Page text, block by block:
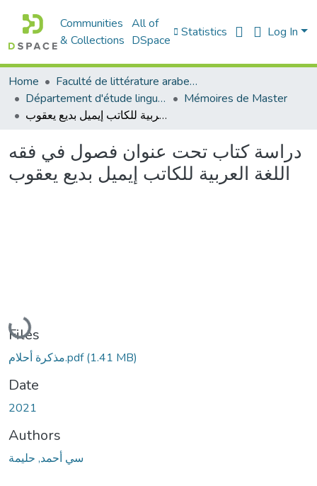
Communities
& Collections
All of
DSpace
Statistics Log In
Home
Faculté de littérature arabe et des arts
Département d'étude linguistique
Mémoires de Master
دراسة كتاب تحت عنوان فصول في فقه اللغة العربية للكاتب إيميل بديع يعقوب
دراسة كتاب تحت عنوان فصول في فقه
اللغة العربية للكاتب إيميل بديع يعقوب
Loading...
Files
مذكرة أحلام.pdf(1.41 MB)
Date
2021
Authors
سي أحمد, حليمة